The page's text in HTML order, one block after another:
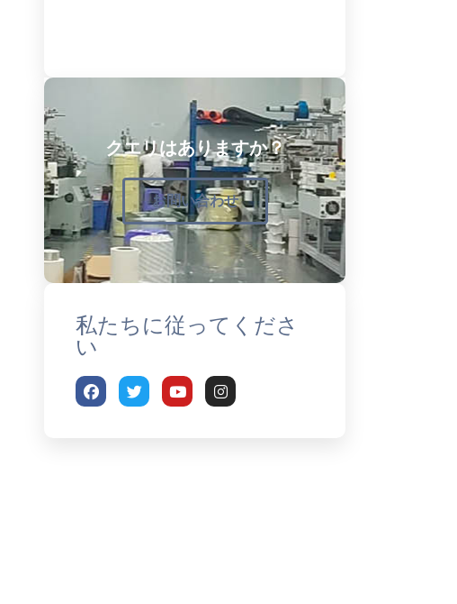
クエリはありますか？
お問い合わせ
私たちに従ってくださ
い